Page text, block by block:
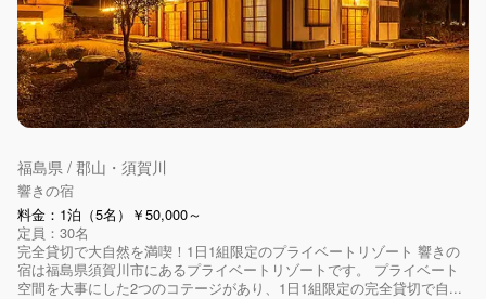
福島県 / 郡山・須賀川
響きの宿
料金：1泊（5名）￥50,000～
定員：30名
完全貸切で大自然を満喫！1日1組限定のプライベートリゾート 響きの
宿は福島県須賀川市にあるプライベートリゾートです。 プライベート
空間を大事にした2つのコテージがあり、1日1組限定の完全貸切で自...